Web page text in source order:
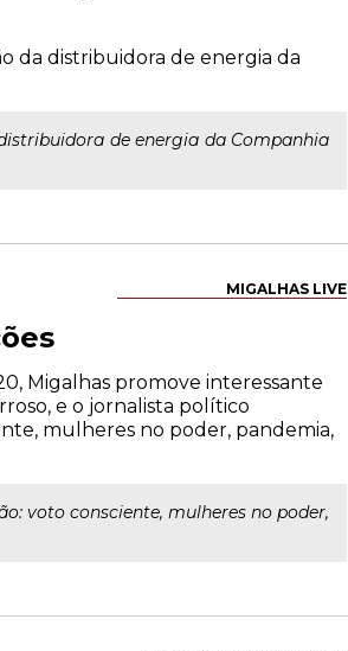
da distribuidora de energia da
de energia da Companhia
MIGALHAS LIVE
Migalhas promove interessante
e o jornalista político
mulheres no poder, pandemia,
voto consciente, mulheres no poder,